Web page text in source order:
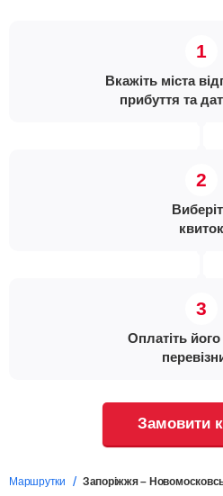
Вкажіть міста
прибуття та
квиток
Оплатіть його
Замовити
Маршрутки Запоріжжя –